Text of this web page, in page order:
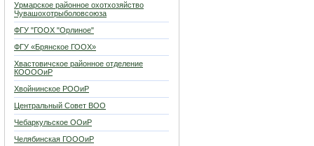
Урмарское районное охотхозяйство
Чувашохотрыболовсоюза
ФГУ "ГООХ "Орлиное"
ФГУ «Брянское ГООХ»
Хвастовичское районное отделение
КООООиР
Хвойнинское РООиР
Центральный Совет ВОО
Чебаркульское ООиР
Челябинская ГОООиР